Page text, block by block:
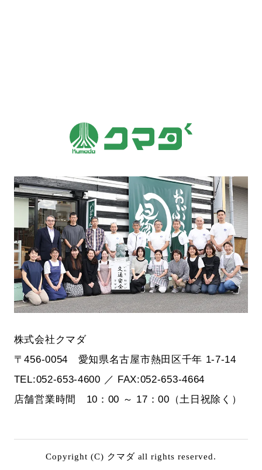
株式会社クマダ
〒456-0054 愛知県名古屋市熱田区千年 1-7-14
TEL:052-653-4600 ／ FAX:052-653-4664
店舗営業時間 10：00 ～ 17：00（土日祝除く）
Copyright (C) クマダ all rights reserved.